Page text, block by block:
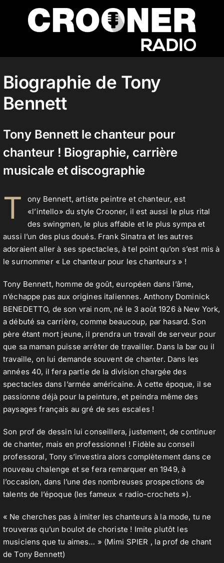
contenu
Accueil
Podcasts
Actualités
Télécharger notre application
Contact
Biographie de Tony
Bennett
Tony Bennett le chanteur pour
chanteur ! Biographie, carrière
musicale et discographie
T
ony Bennett, artiste peintre et chanteur, est
«l’intello» du style Crooner, il est aussi le plus rital
des swingmen, le plus affable et le plus sympa et
aussi l’un des plus doués. Frank Sinatra et les autres
adoraient aller à ses spectacles, à tel point qu’on s’est mis à
le surnommer « Le chanteur pour les chanteurs » !
Tony Bennett, homme de goût, européen dans l’âme,
n’échappe pas aux origines italiennes. Anthony Dominick
BENEDETTO, de son vrai nom, né le 3 août 1926 à New York,
a débuté sa carrière, comme beaucoup, par hasard. Son
père étant mort jeune, il prendra un travail de serveur pour
que sa maman puisse arrêter de travailler. Dans la bar ou il
travaille, on lui demande souvent de chanter. Dans les
années 40, il fera partie de la division chargée des
spectacles dans l’armée américaine. À cette époque, il se
passionne déjà pour la peinture, et peindra même des
paysages français au gré de ses escales !
Son prof de dessin lui conseillera, justement, de continuer
de chanter, mais en professionnel ! Fidèle au conseil
professoral, Tony s’investira alors complètement dans ce
nouveau chalenge et se fera remarquer en 1949, à
l’occasion, dans l’une des nombreuses prospections de
talents de l’époque (les fameux « radio-crochets »).
« Ne cherches pas à imiter les chanteurs à la mode, tu ne
trouveras qu’un boulot de choriste ! Imite plutôt les
musiciens que tu aimes… » (Mimi SPIER , la prof de chant
de Tony Bennett)